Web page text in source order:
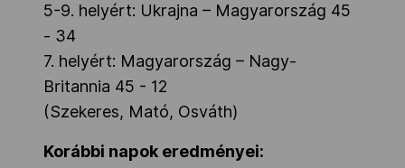
5-9. helyért: Ukrajna – Magyarország 45
- 34
7. helyért: Magyarország – Nagy-
Britannia 45 - 12
(Szekeres, Mató, Osváth)
Korábbi napok eredményei: